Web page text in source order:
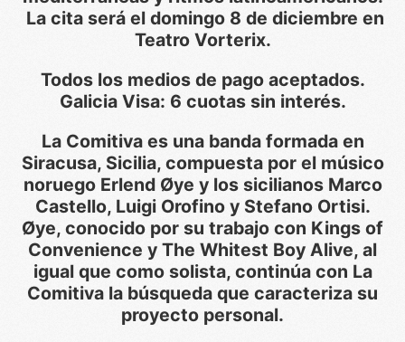
La cita será el domingo 8 de diciembre en
Teatro Vorterix.
Todos los medios de pago aceptados.
Galicia Visa: 6 cuotas sin interés.
La Comitiva es una banda formada en
Siracusa, Sicilia, compuesta por el músico
noruego Erlend Øye y los sicilianos Marco
Castello, Luigi Orofino y Stefano Ortisi.
Øye, conocido por su trabajo con Kings of
Convenience y The Whitest Boy Alive, al
igual que como solista, continúa con La
Comitiva la búsqueda que caracteriza su
proyecto personal.